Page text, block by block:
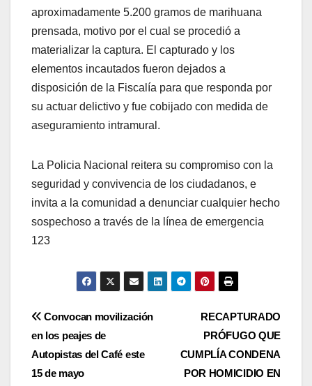
aproximadamente 5.200 gramos de marihuana
prensada, motivo por el cual se procedió a
materializar la captura. El capturado y los
elementos incautados fueron dejados a
disposición de la Fiscalía para que responda por
su actuar delictivo y fue cobijado con medida de
aseguramiento intramural.
La Policia Nacional reitera su compromiso con la
seguridad y convivencia de los ciudadanos, e
invita a la comunidad a denunciar cualquier hecho
sospechoso a través de la línea de emergencia
123
Navegación
de
entradas
RECAPTURADO
PRÓFUGO QUE
CUMPLÍA CONDENA
POR HOMICIDIO EN
Convocan movilización
en los peajes de
Autopistas del Café este
15 de mayo